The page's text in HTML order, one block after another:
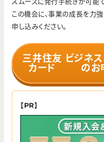
この機会に、事業の成長を力
申し込みください。
三井住友
カード
ビジネ
のお
【PR】